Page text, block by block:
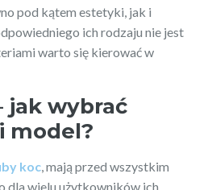
pod kątem estetyki, jak i
ich rodzaju nie jest
warto się kierować w
jak wybrać
model?
koc , mają przed wszystkim
dla wielu użytkowników ich